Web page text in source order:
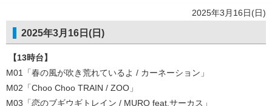
2025年3月16日(日)
2025年3月16日(日)
【13時台】
M01「春の風が吹き荒れているよ / カーネーション」
M02「Choo Choo TRAIN / ZOO」
M03「恋のブギウギトレイン / MURO feat.サーカス 」